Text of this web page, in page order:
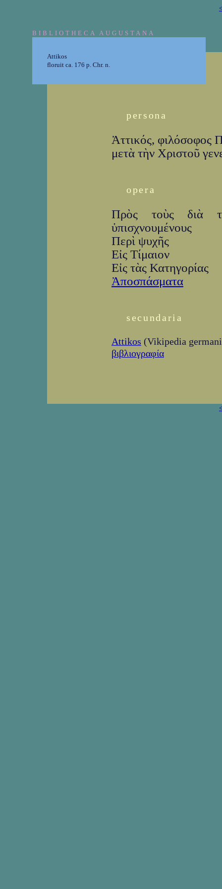
BIBLIOTHECA AUGUSTANA
Attikos
floruit ca. 176 p. Chr. n.
persona
Ἀττικός, φιλόσοφος
μετὰ τὴν Χριστοῦ
opera
Πρὸς τοὺς διὰ
ὑπισχνουμένους
Περὶ ψυχῆς
Εἰς Τίμαιον
Εἰς τὰς Κατηγορίας
Ἀποσπάσματα
secundaria
Attikos (Vikipedia
βιβλιογραφία